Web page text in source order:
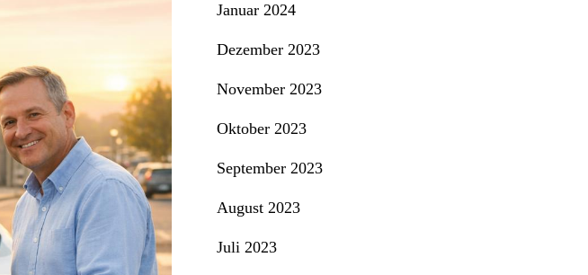
Januar 2024
Dezember 2023
November 2023
Oktober 2023
September 2023
August 2023
Juli 2023